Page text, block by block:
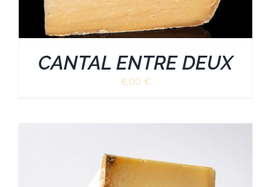
CANTAL ENTRE DEUX
8,00 €